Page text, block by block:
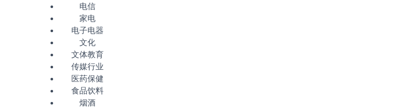
电信
家电
电子电器
文化
文体教育
传媒行业
医药保健
食品饮料
烟酒